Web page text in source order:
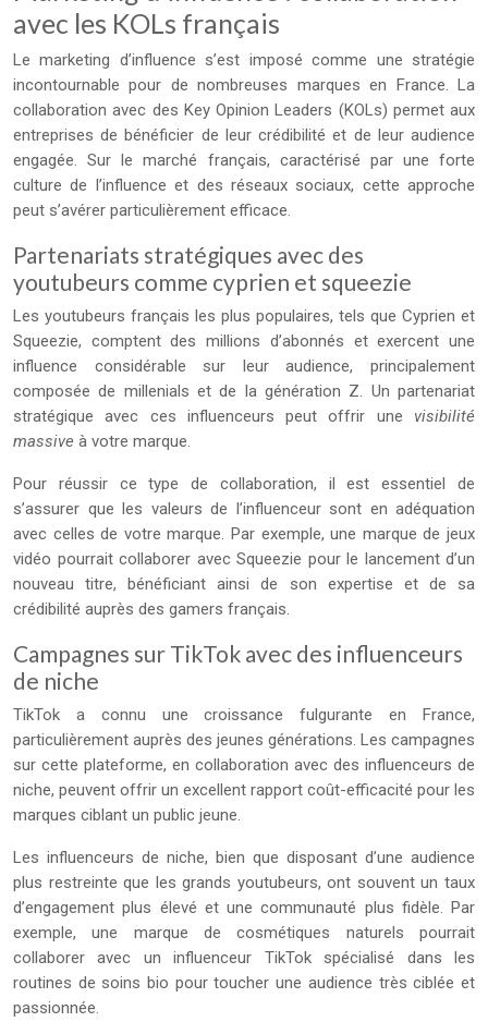
avec les KOLs français
Le marketing d’influence s’est imposé comme une stratégie
incontournable pour de nombreuses marques en France. La
collaboration avec des Key Opinion Leaders (KOLs) permet aux
entreprises de bénéficier de leur crédibilité et de leur audience
engagée. Sur le marché français, caractérisé par une forte
culture de l’influence et des réseaux sociaux, cette approche
peut s’avérer particulièrement efficace.
Partenariats stratégiques avec des
youtubeurs comme cyprien et squeezie
Les youtubeurs français les plus populaires, tels que Cyprien et
Squeezie, comptent des millions d’abonnés et exercent une
influence considérable sur leur audience, principalement
composée de millenials et de la génération Z. Un partenariat
stratégique avec ces influenceurs peut offrir une visibilité
massive à votre marque.
Pour réussir ce type de collaboration, il est essentiel de
s’assurer que les valeurs de l’influenceur sont en adéquation
avec celles de votre marque. Par exemple, une marque de jeux
vidéo pourrait collaborer avec Squeezie pour le lancement d’un
nouveau titre, bénéficiant ainsi de son expertise et de sa
crédibilité auprès des gamers français.
Campagnes sur TikTok avec des influenceurs
de niche
TikTok a connu une croissance fulgurante en France,
particulièrement auprès des jeunes générations. Les campagnes
sur cette plateforme, en collaboration avec des influenceurs de
niche, peuvent offrir un excellent rapport coût-efficacité pour les
marques ciblant un public jeune.
Les influenceurs de niche, bien que disposant d’une audience
plus restreinte que les grands youtubeurs, ont souvent un taux
d’engagement plus élevé et une communauté plus fidèle. Par
exemple, une marque de cosmétiques naturels pourrait
collaborer avec un influenceur TikTok spécialisé dans les
routines de soins bio pour toucher une audience très ciblée et
passionnée.